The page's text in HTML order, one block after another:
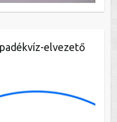
elvezető